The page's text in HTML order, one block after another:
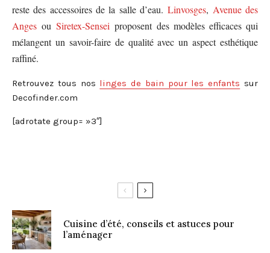
reste des accessoires de la salle d’eau.Linvosges, Avenue des
Anges ouSiretex-Sensei proposent des modèles efficaces qui
mélangent un savoir-faire de qualité avec un aspect esthétique
raffiné.
Retrouvez tous nos linges de bain pour les enfants sur
Decofinder.com
[adrotate group= »3″]
Cuisine d’été, conseils et astuces pour
l’aménager